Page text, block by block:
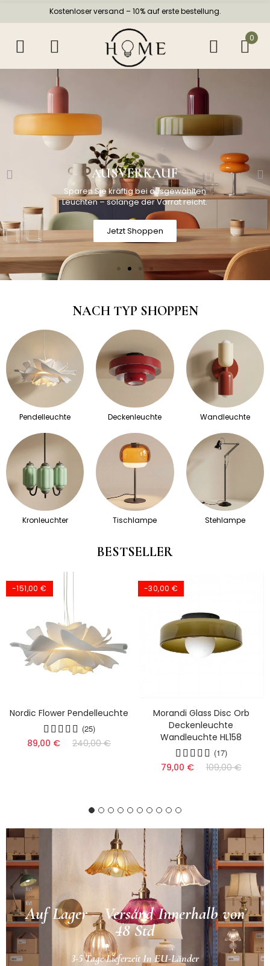
Kostenloser versand – 10% auf erste bestellung.
0
NACH TYP SHOPPEN
Pendelleuchte Deckenleuchte Wandleuchte
Kronleuchter Tischlampe Stehlampe
BESTSELLER
-151,00 €
Nordic Flower Pendelleuchte
(25)
89,00 € 240,00 €
-30,00 €
Morandi Glass Disc Orb
Deckenleuchte
Wandleuchte HL158
(17)
79,00 € 109,00 €
Auf Lager – Versand Innerhalb von
48 Std
3-5 Tage Lieferzeit In EU-Länder